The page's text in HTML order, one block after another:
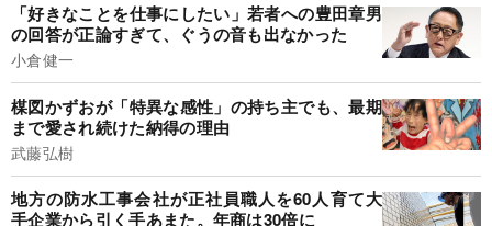
「好きなことを仕事にしたい」若者への豊田章男
の回答が正論すぎて、ぐうの音も出なかった
小倉健一
楳図かずおが「特異な感性」の持ち主でも、最期
まで愛され続けた納得の理由
武藤弘樹
地方の防水工事会社が正社員職人を60人育て大
手企業から引く手あまた。年商は30倍に